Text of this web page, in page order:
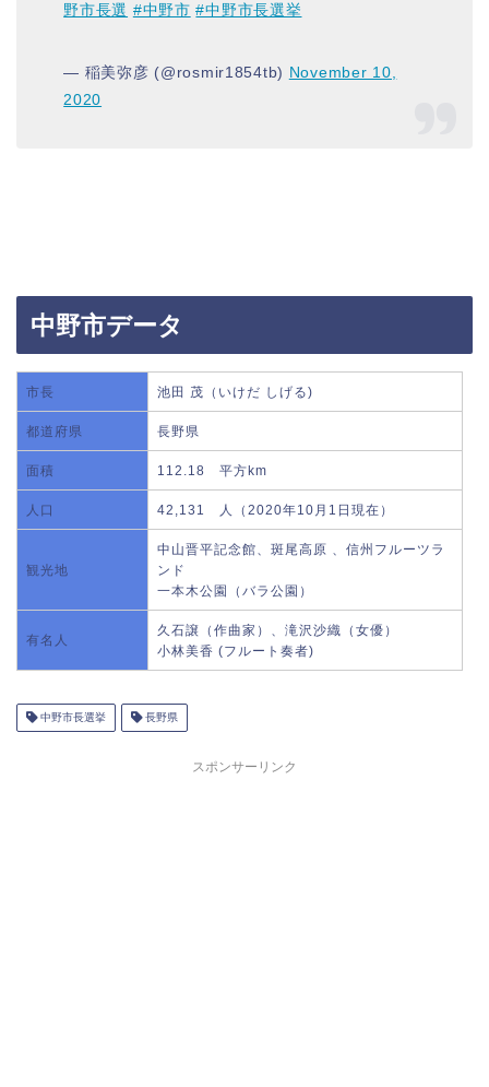
野市長選 #中野市 #中野市長選挙
— 稲美弥彦 (@rosmir1854tb) November 10,
2020
中野市データ
市長 池田 茂（いけだ しげる)
都道府県 長野県
面積 112.18 平方km
人口 42,131 人（2020年10月1日現在）
観光地
中山晋平記念館、斑尾高原 、信州フルーツラ
ンド
一本木公園（バラ公園）
有名人
久石譲（作曲家）、滝沢沙織（女優）
小林美香 (フルート奏者)
中野市長選挙 長野県
スポンサーリンク